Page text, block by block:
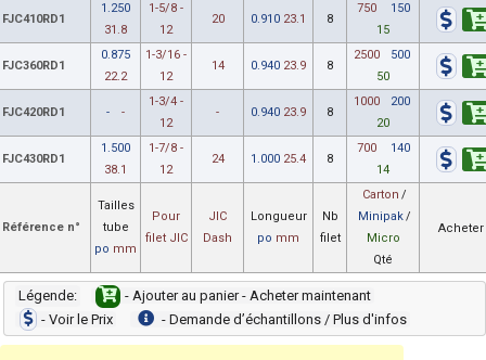
FJC410RD1
1.250
31.8
1-5/8 -
12
20 0.910 23.1 8
750
150
15
FJC360RD1
0.875
22.2
1-3/16 -
12
14 0.940 23.9 8
2500
500
50
FJC420RD1 - -
1-3/4 -
12
- 0.940 23.9 8
1000
200
20
FJC430RD1
1.500
38.1
1-7/8 -
12
24 1.000 25.4 8
700
140
14
Référence n°
Tailles
tube
po mm
Pour
filet JIC
JIC
Dash
Longueur
po mm
Nb
filet
Carton /
Minipak/
Micro
Qté
Acheter
Légende:
- Ajouter au panier - Acheter maintenant
- Voir le Prix
- Demande dʼéchantillons / Plus d'infos